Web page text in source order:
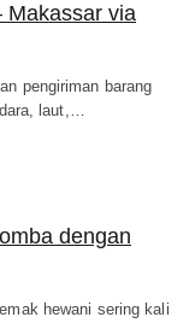
Makassar via
pengiriman barang
laut,…
dengan
hewani sering kali